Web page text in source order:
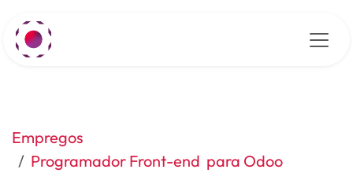
Empregos
Programador Front-end para Odoo